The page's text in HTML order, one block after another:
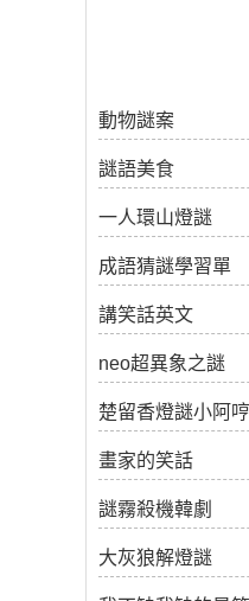
動物謎案
謎語美食
一人環山燈謎
成語猜謎學習單
講笑話英文
neo超異象之謎
楚留香燈謎小阿哼
畫家的笑話
謎霧殺機韓劇
大灰狼解燈謎